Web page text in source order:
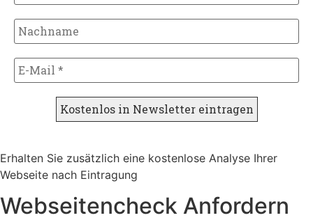
Erhalten Sie zusätzlich eine kostenlose Analyse Ihrer
Webseite nach Eintragung
Webseitencheck Anfordern